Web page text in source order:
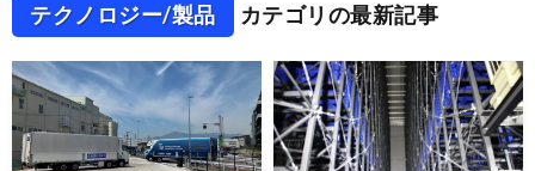
テクノロジー/製品 カテゴリの最新記事